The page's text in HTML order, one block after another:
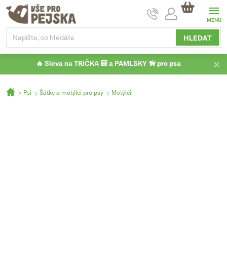
Přejít
obsah
HLEDAT
NÁKUPNÍ
KOŠÍK
🔥 Sleva na TRIČKA 🎒 a PAMLSKY 🦮 pro psa
Domů
Psi Šátky a motýlci pro psy Motýlci